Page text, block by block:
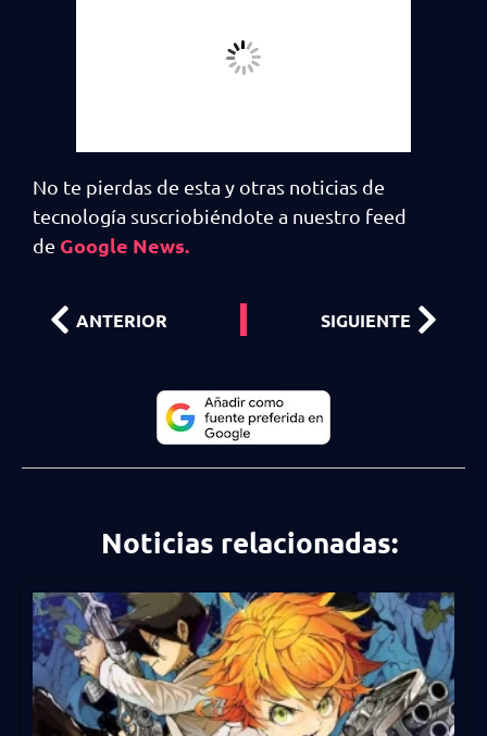
No te pierdas de esta y otras noticias de
tecnología suscriobiéndote a nuestro feed
de Google News.
ANTERIOR SIGUIENTE
Noticias relacionadas: